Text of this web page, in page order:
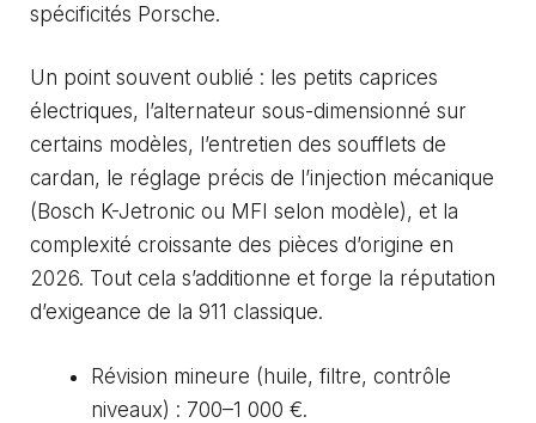
spécificités Porsche.
Un point souvent oublié : les petits caprices
électriques, l’alternateur sous-dimensionné sur
certains modèles, l’entretien des soufflets de
cardan, le réglage précis de l’injection mécanique
(Bosch K-Jetronic ou MFI selon modèle), et la
complexité croissante des pièces d’origine en
2026. Tout cela s’additionne et forge la réputation
d’exigeance de la 911 classique.
Révision mineure (huile, filtre, contrôle
niveaux) : 700–1 000 €.